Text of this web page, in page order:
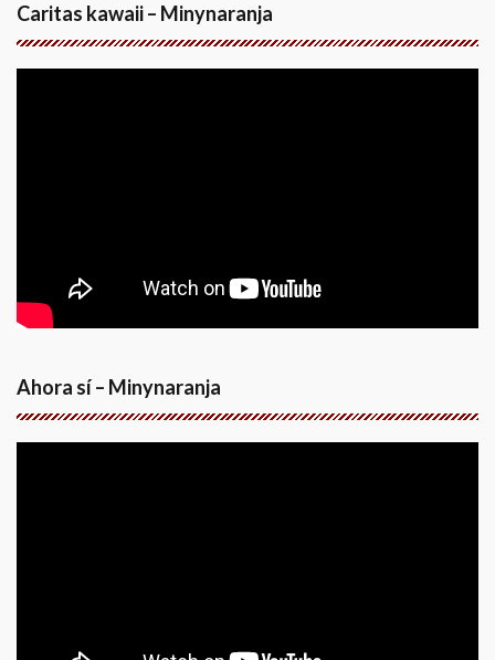
Caritas kawaii – Minynaranja
Ahora sí – Minynaranja